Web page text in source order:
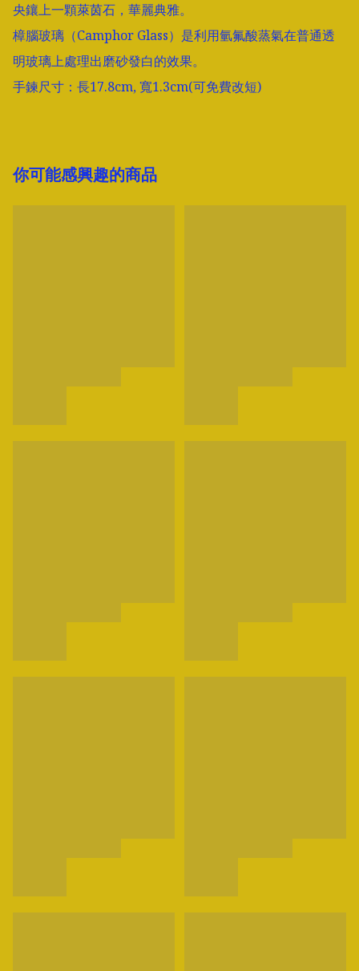
央鑲上一顆萊茵石，華麗典雅。
樟腦玻璃（Camphor Glass）是利用氫氟酸蒸氣在普通透
明玻璃上處理出磨砂發白的效果。
手鍊尺寸：長17.8cm, 寬1.3cm(可免費改短)
你可能感興趣的商品